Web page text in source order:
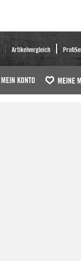
Artikelvergleich
MEIN KONTO MEINE